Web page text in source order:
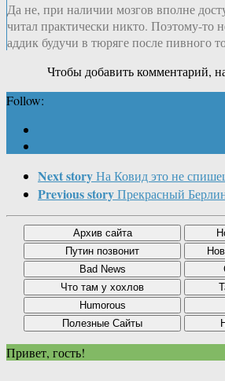
Да не, при наличии мозгов вполне
читал практически никто. Поэтому-то
аддик будучи в тюряге после пивного
Чтобы добавить комментарий,
Follow:
Next storyНа Ковид это не
Previous storyПрекрасный
Привет, гость!